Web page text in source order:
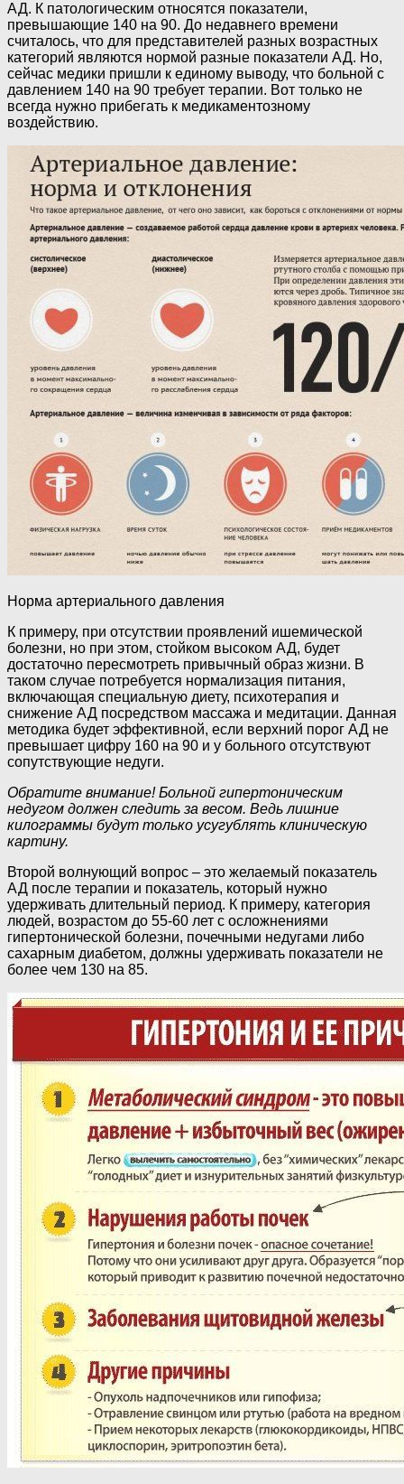
АД. К патологическим относятся показатели,
превышающие 140 на 90. До недавнего времени
считалось, что для представителей разных возрастных
категорий являются нормой разные показатели АД. Но,
сейчас медики пришли к единому выводу, что больной с
давлением 140 на 90 требует терапии. Вот только не
всегда нужно прибегать к медикаментозному
воздействию.
Норма артериального давления
К примеру, при отсутствии проявлений ишемической
болезни, но при этом, стойком высоком АД, будет
достаточно пересмотреть привычный образ жизни. В
таком случае потребуется нормализация питания,
включающая специальную диету, психотерапия и
снижение АД посредством массажа и медитации. Данная
методика будет эффективной, если верхний порог АД не
превышает цифру 160 на 90 и у больного отсутствуют
сопутствующие недуги.
Обратите внимание! Больной гипертоническим
недугом должен следить за весом. Ведь лишние
килограммы будут только усугублять клиническую
картину.
Второй волнующий вопрос – это желаемый показатель
АД после терапии и показатель, который нужно
удерживать длительный период. К примеру, категория
людей, возрастом до 55-60 лет с осложнениями
гипертонической болезни, почечными недугами либо
сахарным диабетом, должны удерживать показатели не
более чем 130 на 85.